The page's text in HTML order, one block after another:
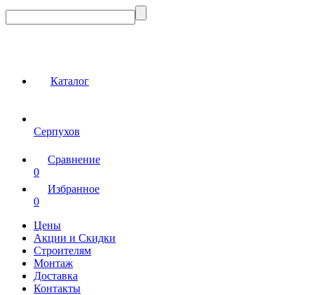
Каталог
Серпухов
Сравнение
0
Избранное
0
Цены
Акции и Скидки
Строителям
Монтаж
Доставка
Контакты